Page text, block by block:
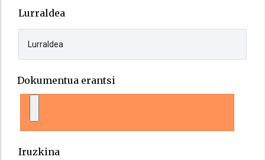
Lurraldea
Dokumentua erantsi
Iruzkina